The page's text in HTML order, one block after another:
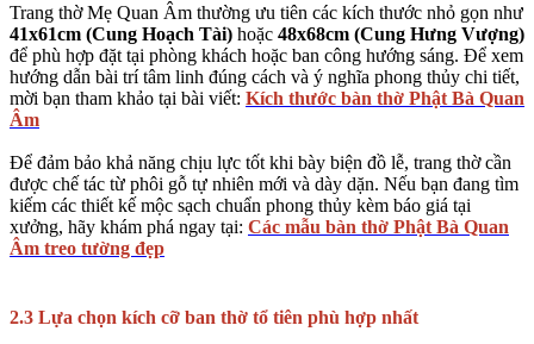
Trang thờ Mẹ Quan Âm thường ưu tiên các kích thước nhỏ gọn như
41x61cm (Cung Hoạch Tài) hoặc 48x68cm (Cung Hưng Vượng)
để phù hợp đặt tại phòng khách hoặc ban công hướng sáng. Để xem
hướng dẫn bài trí tâm linh đúng cách và ý nghĩa phong thủy chi tiết,
mời bạn tham khảo tại bài viết: Kích thước bàn thờ Phật Bà Quan
Âm
Để đảm bảo khả năng chịu lực tốt khi bày biện đồ lễ, trang thờ cần
được chế tác từ phôi gỗ tự nhiên mới và dày dặn. Nếu bạn đang tìm
kiếm các thiết kế mộc sạch chuẩn phong thủy kèm báo giá tại
xưởng, hãy khám phá ngay tại: Các mẫu bàn thờ Phật Bà Quan
Âm treo tường đẹp
2.3 Lựa chọn kích cỡ ban thờ tổ tiên phù hợp nhất